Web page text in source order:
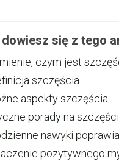
się z tego
czym jest
szczęścia
aspekty szczęścia
porady na
nawyki
pozytywnego